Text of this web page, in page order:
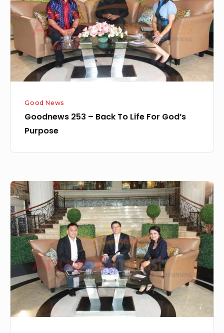
To
Life
For
God’s
Purpose
Good News
Goodnews 253 – Back To Life For God’s
Purpose
Goodnews
252
–
Manhood
&
Fatherhood